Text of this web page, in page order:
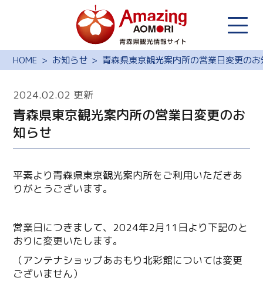
HOME お知らせ 青森県東京観光案内所の営業日変更の
青森県東京観光案内所の営業日変更のお
知らせ
2024.02.02 更新
平素より青森県東京観光案内所をご利用いただきあ
りがとうございます。
営業日につきまして、2024年2月11日より下記のと
おりに変更いたします。
（アンテナショップあおもり北彩館については変更
ございません）